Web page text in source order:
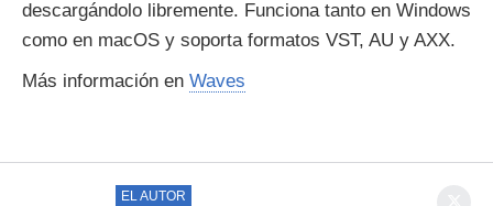
descargándolo libremente. Funciona tanto en Windows
como en macOS y soporta formatos VST, AU y AXX.
Más información en Waves
EL AUTOR